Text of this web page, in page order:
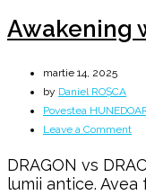
Awakening
martie 14, 2025
by Daniel ROȘCA
Povestea
Leave a Commenton
DRAGON vs
lumii antice.